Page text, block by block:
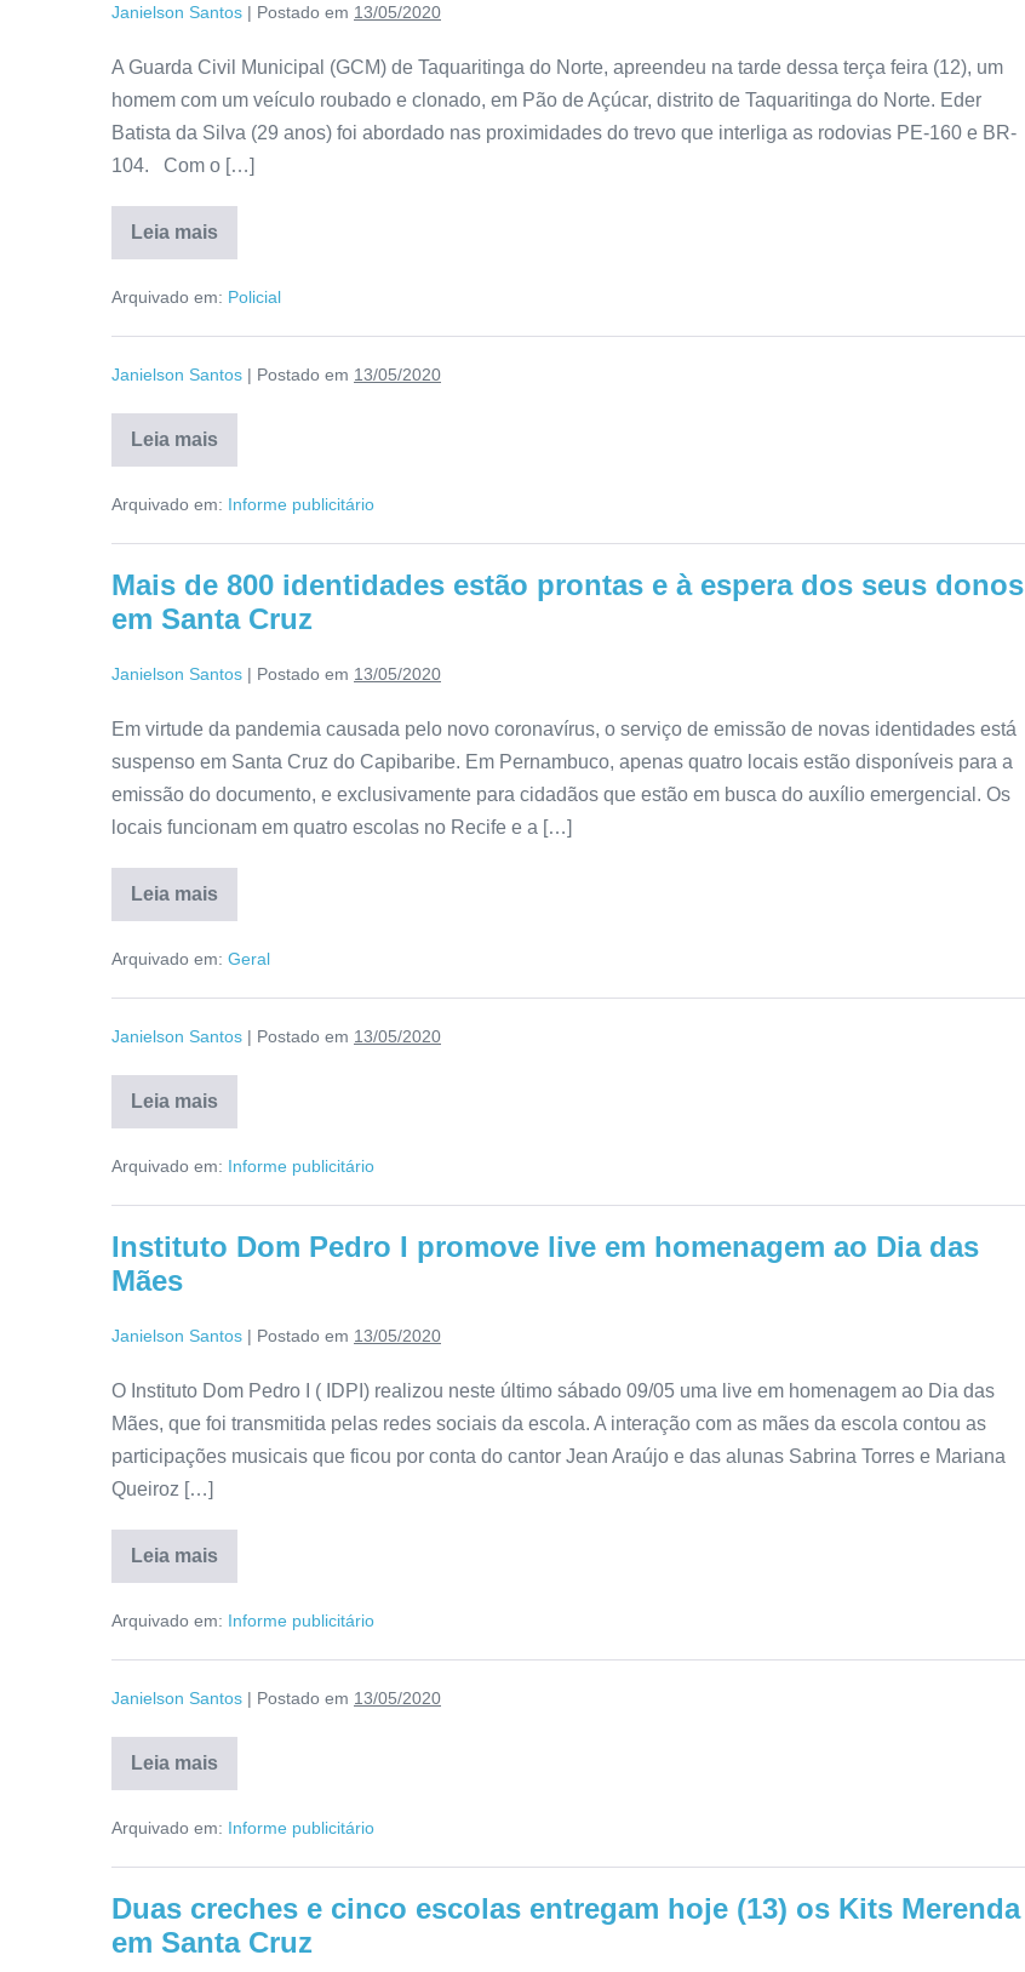
Janielson Santos | Postado em 13/05/2020
A Guarda Civil Municipal (GCM) de Taquaritinga do Norte, apreendeu na tarde dessa terça feira (12), um
homem com um veículo roubado e clonado, em Pão de Açúcar, distrito de Taquaritinga do Norte. Eder
Batista da Silva (29 anos) foi abordado nas proximidades do trevo que interliga as rodovias PE-160 e BR-
104. Com o […]
Leia mais
Arquivado em: Policial
Janielson Santos | Postado em 13/05/2020
Leia mais
Arquivado em: Informe publicitário
Mais de 800 identidades estão prontas e à espera dos seus donos
em Santa Cruz
Janielson Santos | Postado em 13/05/2020
Em virtude da pandemia causada pelo novo coronavírus, o serviço de emissão de novas identidades está
suspenso em Santa Cruz do Capibaribe. Em Pernambuco, apenas quatro locais estão disponíveis para a
emissão do documento, e exclusivamente para cidadãos que estão em busca do auxílio emergencial. Os
locais funcionam em quatro escolas no Recife e a […]
Leia mais
Arquivado em: Geral
Janielson Santos | Postado em 13/05/2020
Leia mais
Arquivado em: Informe publicitário
Instituto Dom Pedro I promove live em homenagem ao Dia das
Mães
Janielson Santos | Postado em 13/05/2020
O Instituto Dom Pedro I ( IDPI) realizou neste último sábado 09/05 uma live em homenagem ao Dia das
Mães, que foi transmitida pelas redes sociais da escola. A interação com as mães da escola contou as
participações musicais que ficou por conta do cantor Jean Araújo e das alunas Sabrina Torres e Mariana
Queiroz […]
Leia mais
Arquivado em: Informe publicitário
Janielson Santos | Postado em 13/05/2020
Leia mais
Arquivado em: Informe publicitário
Duas creches e cinco escolas entregam hoje (13) os Kits Merenda
em Santa Cruz